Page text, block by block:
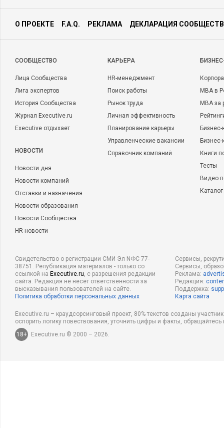
О ПРОЕКТЕ F.A.Q. РЕКЛАМА ДЕКЛАРАЦИЯ
CООБЩЕСТВО
Лица Сообщества
Лига экспертов
История Сообщества
Журнал Executive.ru
Executive отдыхает
НОВОСТИ
Новости дня
Новости компаний
Отставки и назначения
Новости образования
Новости Сообщества
HR-новости
КАРЬЕРА
HR-менеджмент
Поиск работы
Рынок труда
Личная эффективность
Планирование карьеры
Управленческие вакансии
Справочник компаний
MBA в
MBA
Бизнес-
Книги
Тесты
Видео
Свидетельство о регистрации СМИ Эл NФС 77-
38751. Републикация материалов - только со
ссылкой на Executive.ru, с разрешения редакции
сайта. Редакция не несет ответственности за
высказывания пользователей на сайте.
Политика обработки персональных данных
Сервисы,
Сервисы,
Реклама:
Редакция:
Поддержка:
Карта сайта
Executive.ru – краудсорсинговый проект, 80% текстов созданы
оспорить логику повествования, уточнить цифры и факты,
18+
Executive.ru © 2000 – 2026.